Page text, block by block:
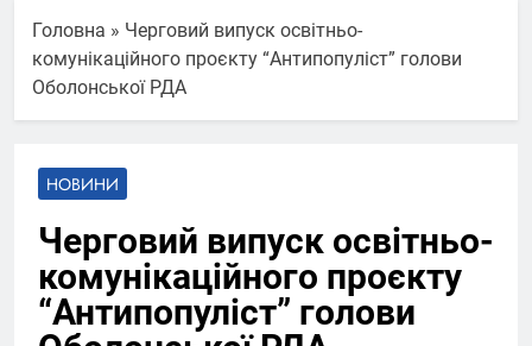
Головна » Черговий випуск освітньо-
комунікаційного проєкту “Антипопуліст” голови
Оболонської РДА
НОВИНИ
Черговий випуск освітньо-
комунікаційного проєкту
“Антипопуліст” голови